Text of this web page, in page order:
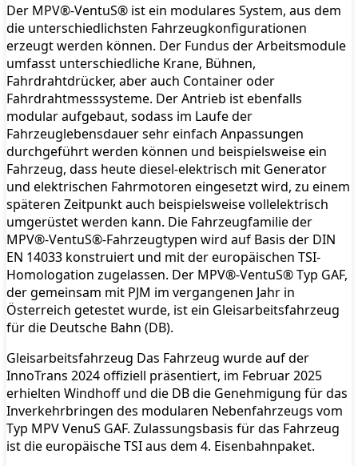
Der MPV®-VentuS® ist ein modulares System, aus dem
die unterschiedlichsten Fahrzeugkonfigurationen
erzeugt werden können. Der Fundus der Arbeitsmodule
umfasst unterschiedliche Krane, Bühnen,
Fahrdrahtdrücker, aber auch Container oder
Fahrdrahtmesssysteme. Der Antrieb ist ebenfalls
modular aufgebaut, sodass im Laufe der
Fahrzeuglebensdauer sehr einfach Anpassungen
durchgeführt werden können und beispielsweise ein
Fahrzeug, dass heute diesel-elektrisch mit Generator
und elektrischen Fahrmotoren eingesetzt wird, zu einem
späteren Zeitpunkt auch beispielsweise vollelektrisch
umgerüstet werden kann. Die Fahrzeugfamilie der
MPV®-VentuS®-Fahrzeugtypen wird auf Basis der DIN
EN 14033 konstruiert und mit der europäischen TSI-
Homologation zugelassen. Der MPV®-VentuS® Typ GAF,
der gemeinsam mit PJM im vergangenen Jahr in
Österreich getestet wurde, ist ein Gleisarbeitsfahrzeug
für die Deutsche Bahn (DB).
Gleisarbeitsfahrzeug Das Fahrzeug wurde auf der
InnoTrans 2024 offiziell präsentiert, im Februar 2025
erhielten Windhoff und die DB die Genehmigung für das
Inverkehrbringen des modularen Nebenfahrzeugs vom
Typ MPV VenuS GAF. Zulassungsbasis für das Fahrzeug
ist die europäische TSI aus dem 4. Eisenbahnpaket.